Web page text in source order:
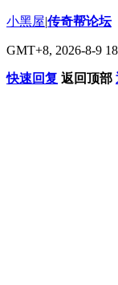
小黑屋|传奇帮论坛
GMT+8, 2026-8-9
快速回复 返回顶部